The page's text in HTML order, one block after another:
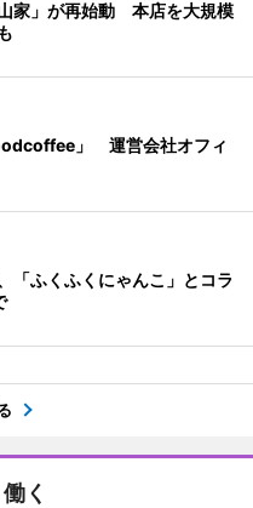
家」が再始動 本店を大規模
」 運営会社オフィ
「ふくふくにゃんこ」とコラ
く